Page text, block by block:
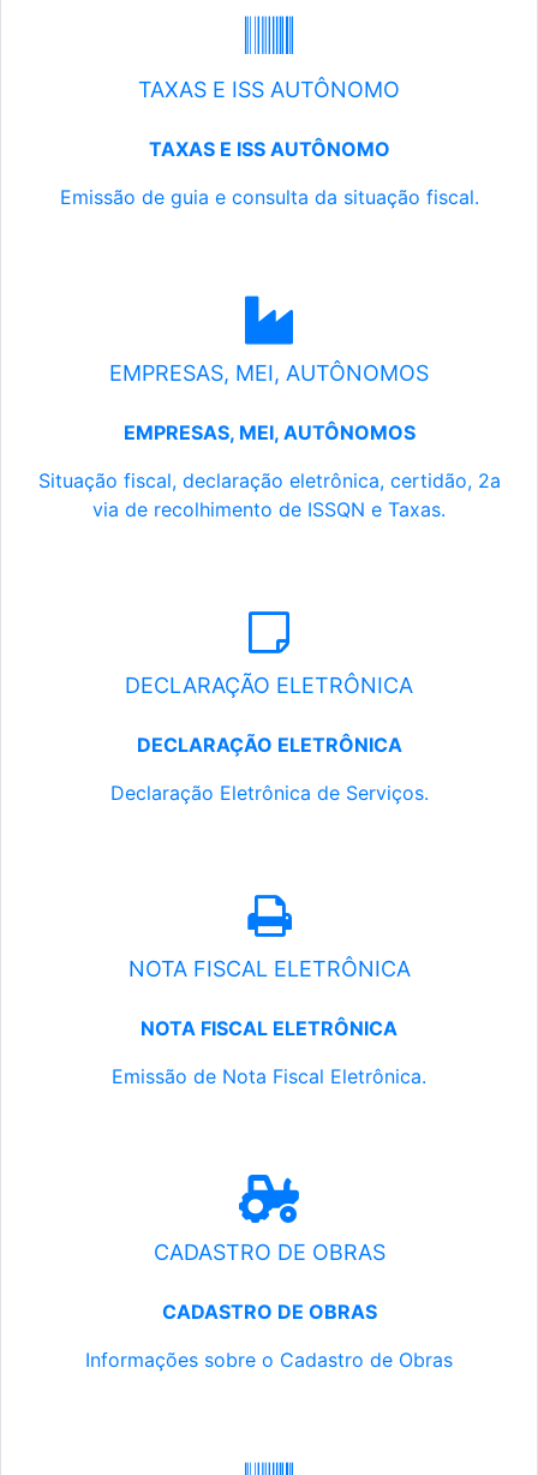
TAXAS E ISS AUTÔNOMO
TAXAS E ISS AUTÔNOMO
Emissão de guia e consulta da situação fiscal.
EMPRESAS, MEI, AUTÔNOMOS
EMPRESAS, MEI, AUTÔNOMOS
Situação fiscal, declaração eletrônica, certidão, 2a
via de recolhimento de ISSQN e Taxas.
DECLARAÇÃO ELETRÔNICA
DECLARAÇÃO ELETRÔNICA
Declaração Eletrônica de Serviços.
NOTA FISCAL ELETRÔNICA
NOTA FISCAL ELETRÔNICA
Emissão de Nota Fiscal Eletrônica.
CADASTRO DE OBRAS
CADASTRO DE OBRAS
Informações sobre o Cadastro de Obras